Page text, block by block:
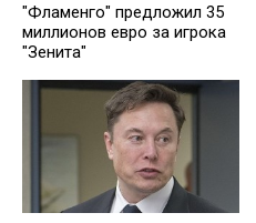
"Фламенго" предложил 35
миллионов евро за игрока
"Зенита"